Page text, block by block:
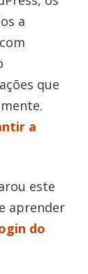
a
que
a
este
aprender
do